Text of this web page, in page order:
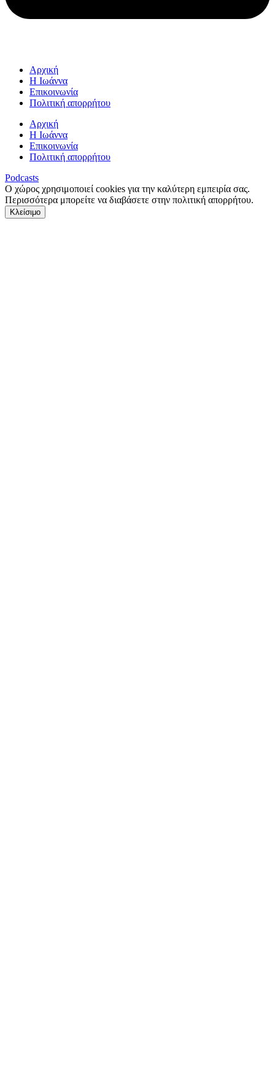
Αρχική
Η Ιωάννα
Επικοινωνία
Πολιτική απορρήτου
Αρχική
Η Ιωάννα
Επικοινωνία
Πολιτική απορρήτου
Podcasts
Ο χώρος χρησιμοποιεί cookies για την καλύτερη εμπειρία σας.
Περισσότερα μπορείτε να διαβάσετε στην πολιτική απορρήτου.
Κλείσιμο